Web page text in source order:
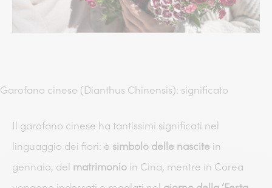
Garofano cinese (Dianthus Chinensis): significato
Il garofano cinese ha tantissimi significati nel
linguaggio dei fiori: è simbolo delle nascite in
gennaio, del matrimonio in Cina, mentre in Corea